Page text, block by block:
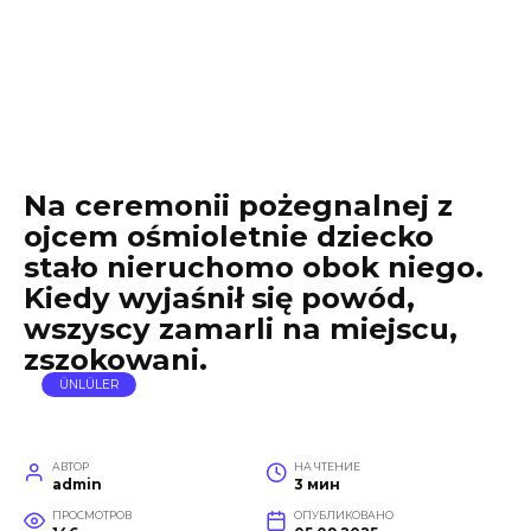
Na ceremonii pożegnalnej z
ojcem ośmioletnie dziecko
stało nieruchomo obok niego.
Kiedy wyjaśnił się powód,
wszyscy zamarli na miejscu,
zszokowani.
ÜNLÜLER
АВТОР
admin
НА ЧТЕНИЕ
3 мин
ПРОСМОТРОВ ОПУБЛИКОВАНО